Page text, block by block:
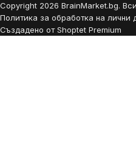
Copyright 2026 BrainMarket.bg.
Политика за обработка на лични
Създадено от Shoptet Premium